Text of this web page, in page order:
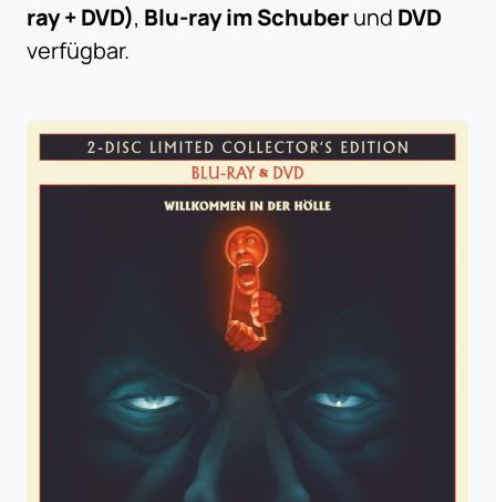
ray + DVD), Blu-ray im Schuberund DVD
verfügbar.